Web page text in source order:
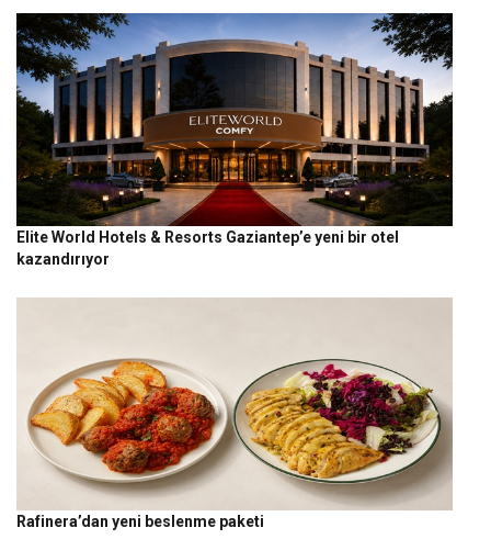
Elite World Hotels & Resorts Gaziantep’e yeni bir otel
kazandırıyor
Rafinera’dan yeni beslenme paketi